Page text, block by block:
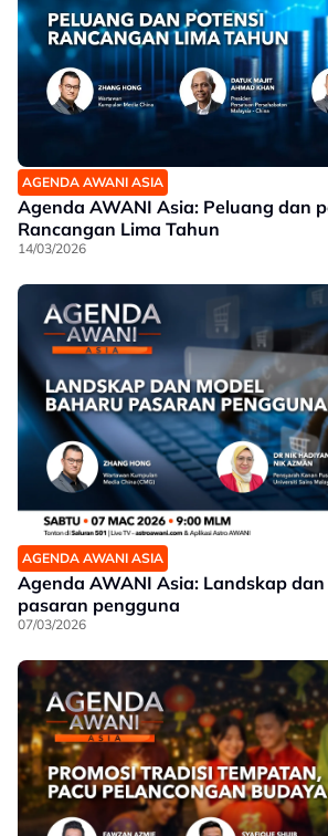
AGENDA AWANI ASIA
Agenda AWANI Asia: Peluang dan
Rancangan Lima Tahun
14/03/2026
AGENDA AWANI ASIA
Agenda AWANI Asia: Landskap
pasaran pengguna
07/03/2026